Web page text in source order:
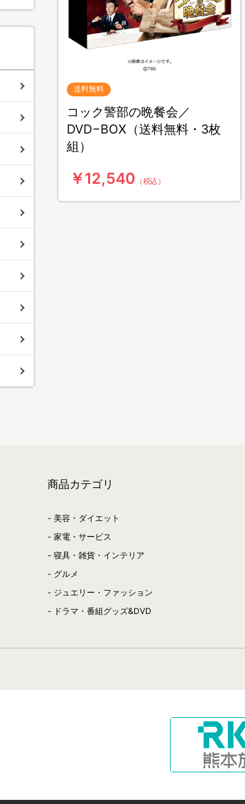
送料無料
コック警部の晩餐会／
DVD−BOX（送料無料・3枚
組）
￥12,540 （税込）
商品カテゴリ
美容・ダイエット
家電・サービス
寝具・雑貨・インテリア
グルメ
ジュエリー・ファッション
ドラマ・番組グッズ&DVD